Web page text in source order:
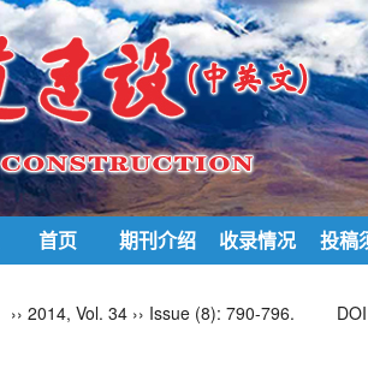
首页 期刊介绍 收录情况 投稿
›› 2014, Vol. 34 ›› Issue (8): 790-796.